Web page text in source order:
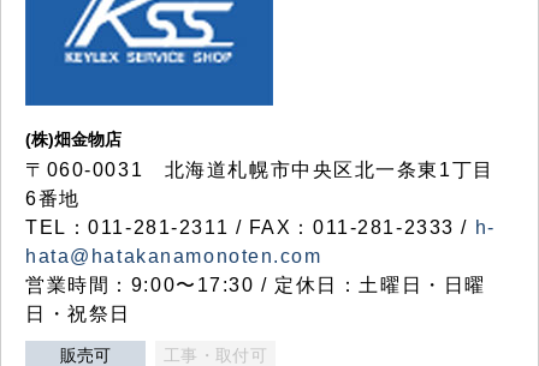
(株)畑金物店
〒060-0031 北海道札幌市中央区北一条東1丁目
6番地
TEL：011-281-2311 / FAX：011-281-2333 / h-
hata@hatakanamonoten.com
営業時間：9:00〜17:30 / 定休日：土曜日・日曜
日・祝祭日
販売可 工事・取付可